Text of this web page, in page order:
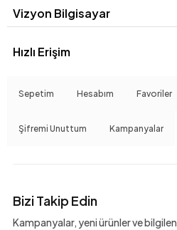
Vizyon Bilgisayar
Hızlı Erişim
Sepetim Hesabım Favoriler
Şifremi Unuttum Kampanyalar
Bizi Takip Edin
Kampanyalar, yeni ürünler ve